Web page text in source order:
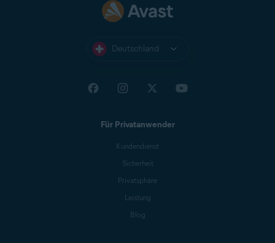
Deutschland
Für Privatanwender
Kundendienst
Sicherheit
Privatsphäre
Leistung
Blog